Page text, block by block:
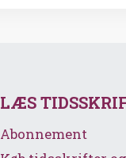
LÆS
Abonnement